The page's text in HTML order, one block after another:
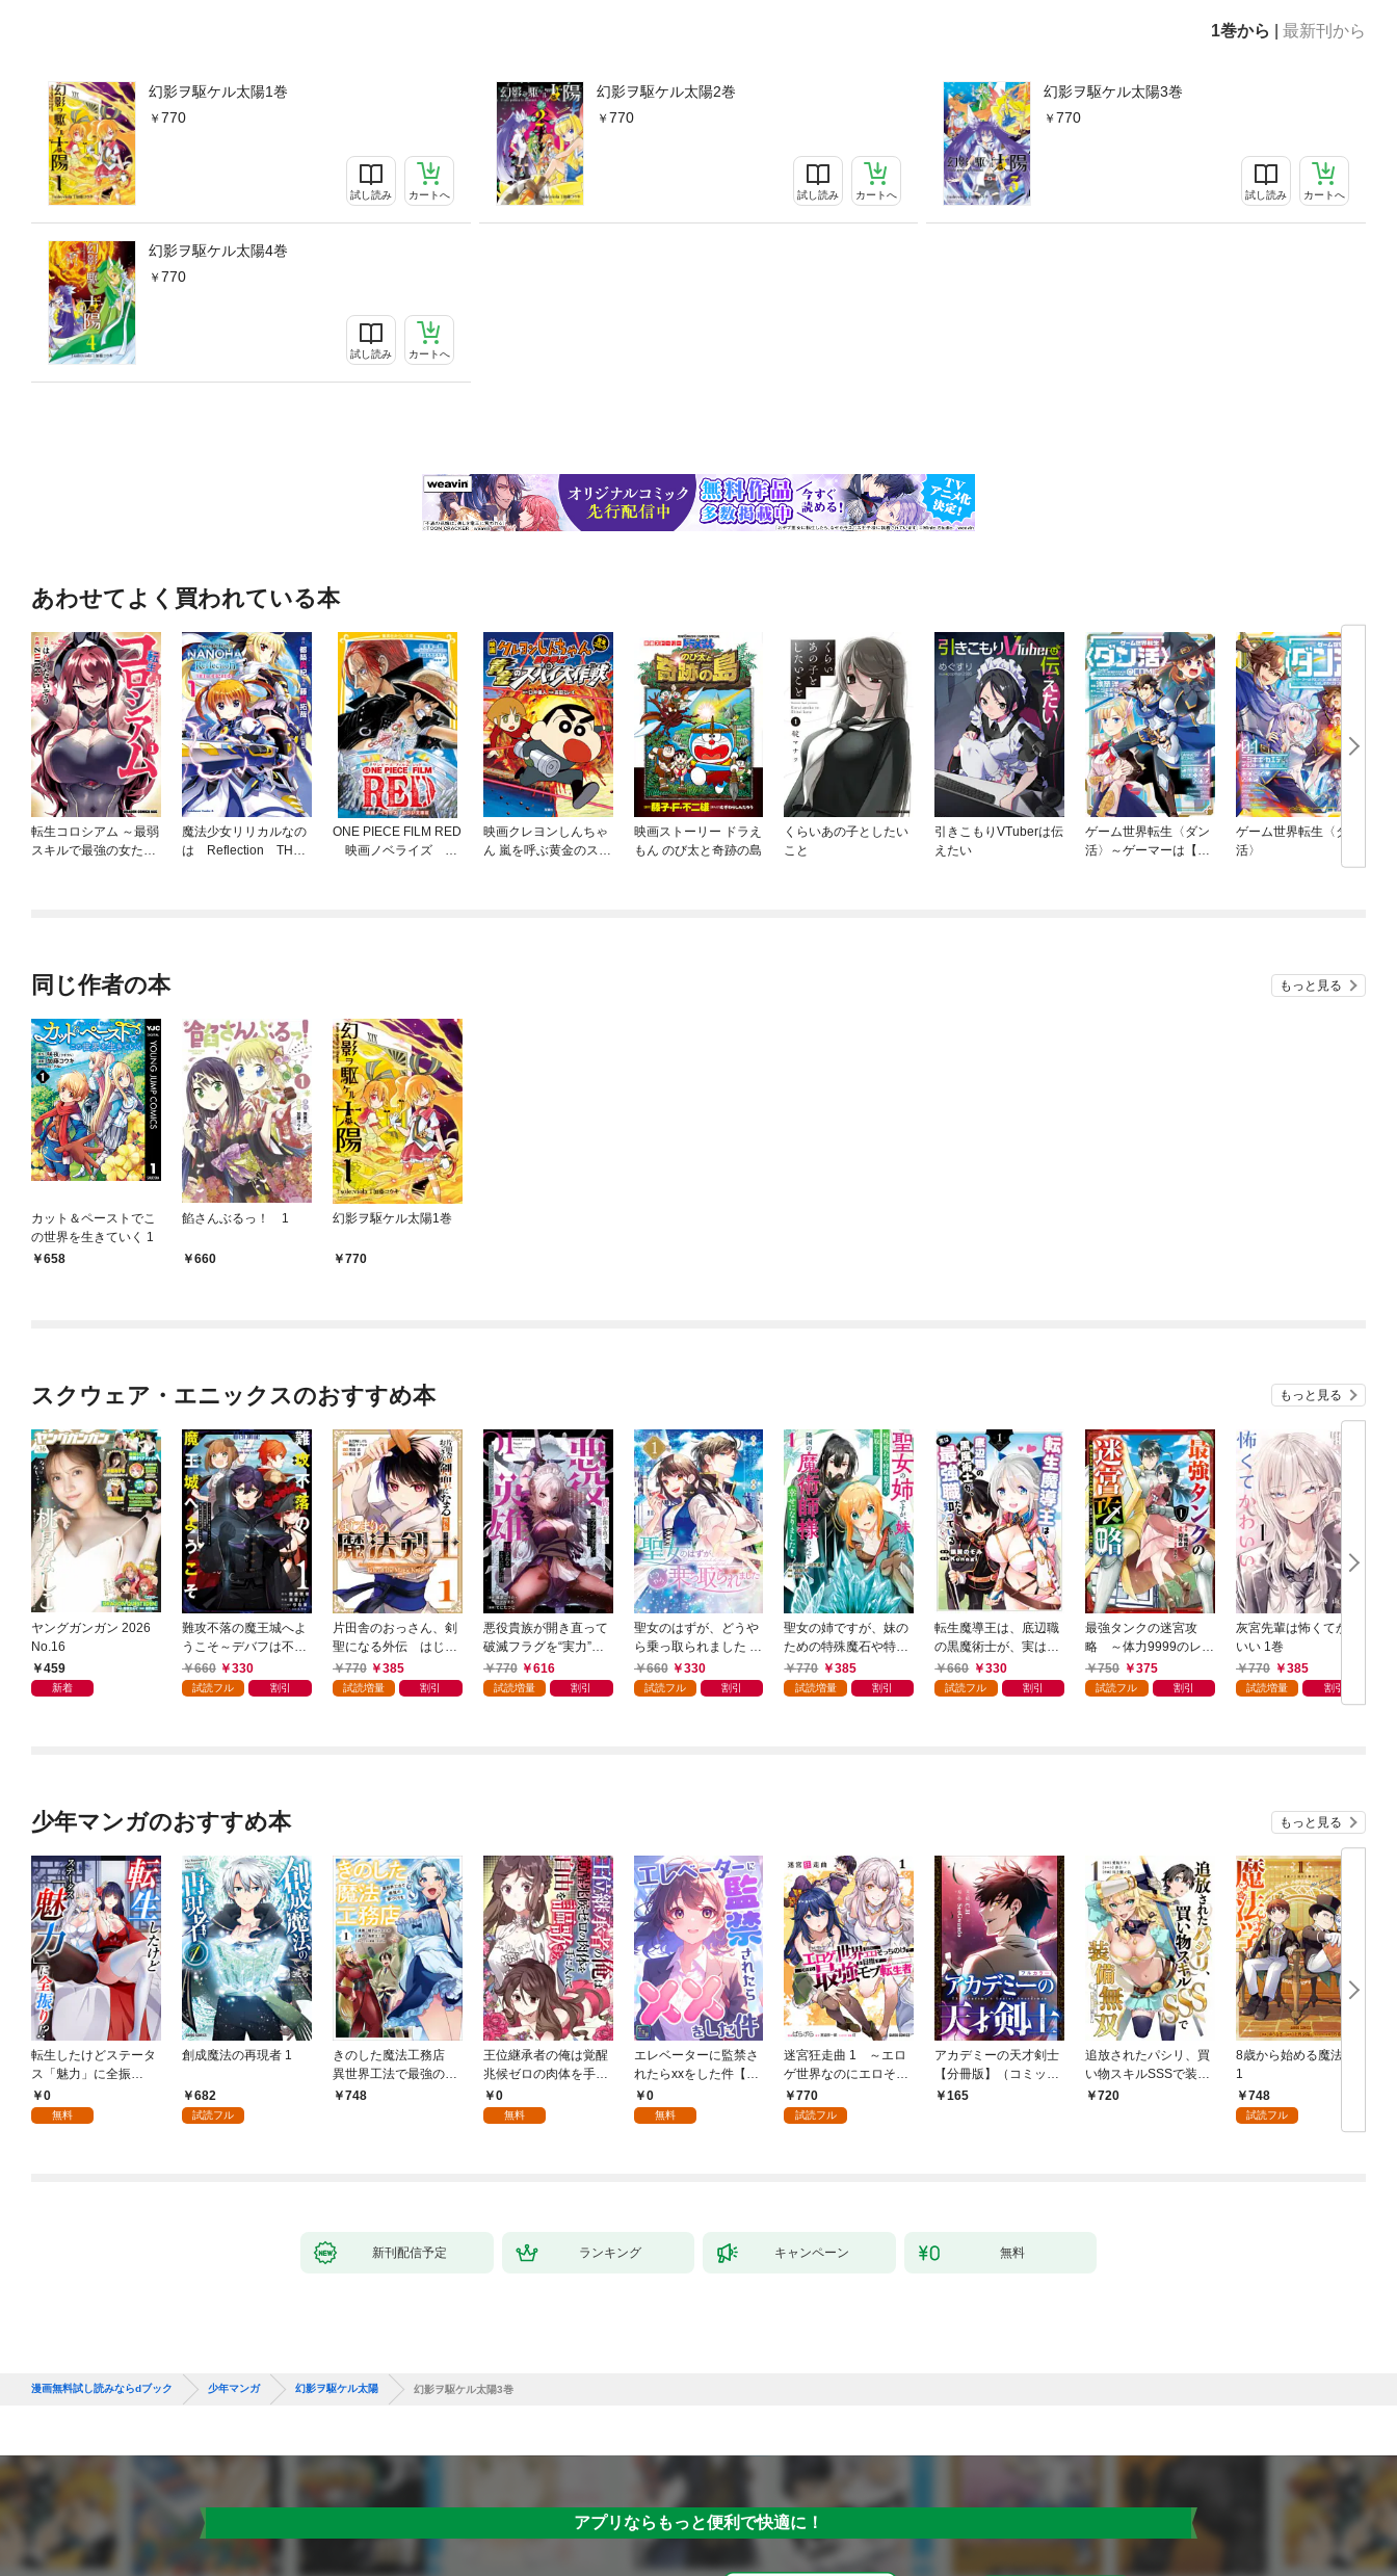
1巻から 最新刊から
幻影ヲ駆ケル太陽1巻
770
試し読み カートへ
幻影ヲ駆ケル太陽2巻
770
試し読み カートへ
幻影ヲ駆ケル太陽3巻
770
試し読み カートへ
幻影ヲ駆ケル太陽4巻
770
試し読み カートへ
あわせてよく買われている本
転生コロシアム ～最弱
スキルで最強の女たち
魔法少女リリカルなの
は Reflection THE
ONE PIECE FILM RED
映画ノベライズ み
映画クレヨンしんちゃ
ん 嵐を呼ぶ黄金のスパ
映画ストーリー ドラえ
もん のび太と奇跡の島
くらいあの子としたい
こと
引きこもりVTuberは伝
えたい
ゲーム世界転生〈ダン
活〉～ゲーマーは【ダ
ゲーム世界転生〈ダン
活〉
同じ作者の本 もっと見る
カット＆ペーストでこ
の世界を生きていく 1
658
餡さんぶるっ！ 1
660
幻影ヲ駆ケル太陽1巻
770
スクウェア・エニックスのおすすめ本 もっと見る
ヤングガンガン 2026
No.16
459
新着
難攻不落の魔王城へよ
うこそ～デバフは不要
と勇者パーティーを追
い出された黒魔導士、
660 330
試読フル 割引
片田舎のおっさん、剣
聖になる外伝 はじま
りの魔法剣士 1巻
770 385
試読増量 割引
悪役貴族が開き直って
破滅フラグを“実力”で
叩き折っていたら、い
つの間にかヒロイン達
770 616
試読増量 割引
聖女のはずが、どうや
ら乗っ取られました 1
巻660 330
試読フル 割引
聖女の姉ですが、妹の
ための特殊魔石や特殊
薬草の採取をやめた
ら、隣国の魔術師様の
770 385
試読増量 割引
転生魔導王は、底辺職
の黒魔術士が、実は最
強職だと知っている 1
巻
660 330
試読フル 割引
最強タンクの迷宮攻
略 ～体力9999のレア
スキル持ちタンク、勇
者パーティーを追放さ
750 375
試読フル 割引
灰宮先輩は怖くてかわ
いい 1巻
770
385
試読増量 割引
少年マンガのおすすめ本 もっと見る
転生したけどステータ
ス「魅力」に全振
り！？(1)
0
無料
創成魔法の再現者 1
682
試読フル
きのした魔法工務店
異世界工法で最強の家
づくりを（コミック）
748
王位継承者の俺は覚醒
兆候ゼロの肉体を手に
入れて自由を謳歌す
る。1
0
無料
エレベーターに監禁さ
れたらxxをした件【全
年齢版】(1)
0
無料
迷宮狂走曲 1 ～エロ
ゲ世界なのにエロそっ
ちのけでひたすら最強
を目指すモブ転生者～
770
試読フル
アカデミーの天才剣士
【分冊版】（コミッ
ク） １話【フルカラ
165
追放されたパシリ、買
い物スキルSSSで装備
無双 ～買ったモノを
720
8歳から始める魔法学
1
748
試読フル
新刊配信予定 ランキング キャンペーン 無料
漫画無料試し読みならdブック 少年マンガ 幻影ヲ駆ケル太陽 幻影ヲ駆ケル太陽3巻
アプリならもっと便利で快適に！